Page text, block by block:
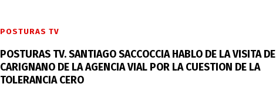
POSTURAS TV. SANTIAGO SACCOCCIA HABLO DE LA VISITA DE
CARIGNANO DE LA AGENCIA VIAL POR LA CUESTION DE LA
TOLERANCIA CERO
POSTURAS TV